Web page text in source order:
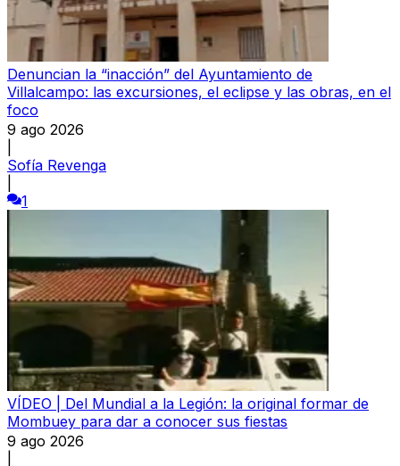
Denuncian la “inacción” del Ayuntamiento de
Villalcampo: las excursiones, el eclipse y las obras, en el
foco
9 ago 2026
Sofía Revenga
1
VÍDEO | Del Mundial a la Legión: la original formar de
Mombuey para dar a conocer sus fiestas
9 ago 2026